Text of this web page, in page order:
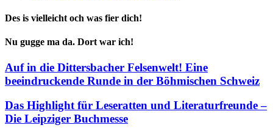
Des is vielleicht och was fier dich!
Nu gugge ma da. Dort war ich!
Auf in die Dittersbacher Felsenwelt! Eine
beeindruckende Runde in der Böhmischen Schweiz
Das Highlight für Leseratten und Literaturfreunde –
Die Leipziger Buchmesse